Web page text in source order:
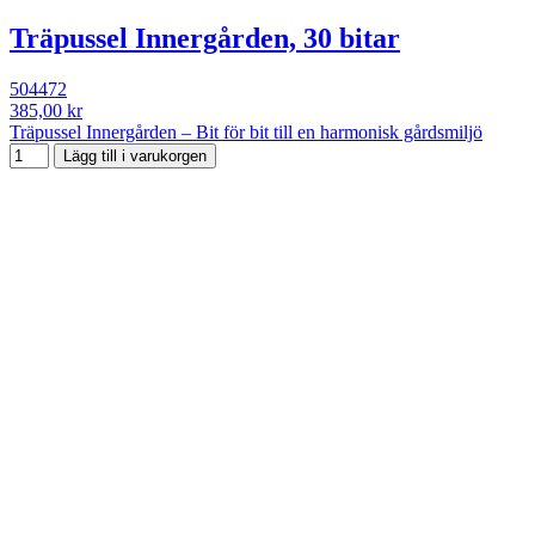
Träpussel Innergården, 30 bitar
504472
385,00 kr
Träpussel Innergården – Bit för bit till en harmonisk gårdsmiljö
Lägg till i varukorgen